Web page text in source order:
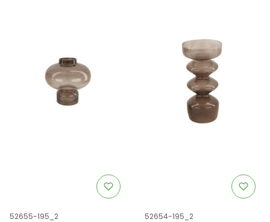
Kod produktu
52655-195_2 Kod produktu
52654-195_2